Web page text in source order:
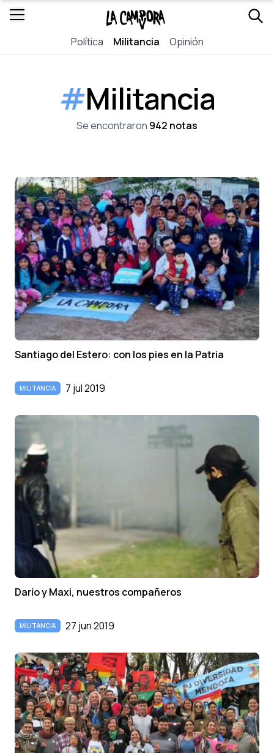
Política Militancia Opinión
#Militancia
Se encontraron 942 notas
Santiago del Estero: con los pies en la Patria
MILITANCIA 7 jul 2019
Darí­o y Maxi, nuestros compañeros
MILITANCIA 27 jun 2019